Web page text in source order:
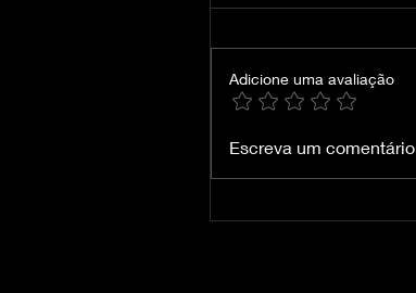
Crimson Desert-
Adicione uma avaliação
Escreva um comentário